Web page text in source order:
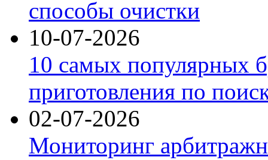
способы очистки
10-07-2026
10 самых популярных
приготовления по
02-07-2026
Мониторинг